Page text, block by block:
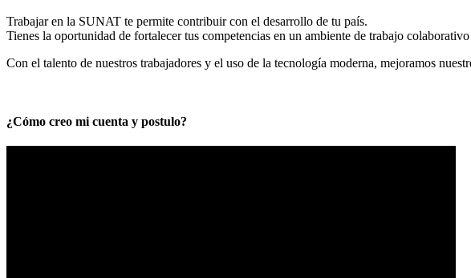
Trabajar en la SUNAT te permite contribuir con el desarrollo de tu país.
Tienes la oportunidad de fortalecer tus competencias en un ambiente de trabajo
Con el talento de nuestros trabajadores y el uso de la tecnología moderna, mejoramos
¿Cómo creo mi cuenta y postulo?